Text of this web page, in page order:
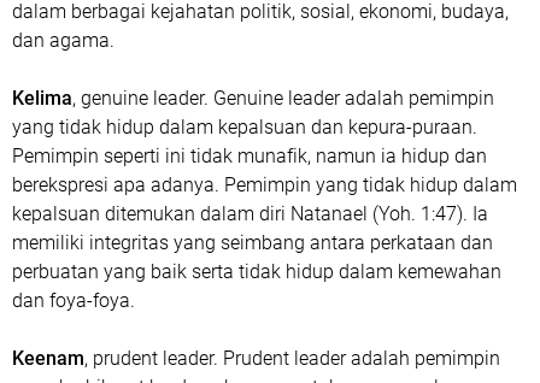
dalam berbagai kejahatan politik, sosial, ekonomi, budaya,
dan agama.
Kelima, genuine leader. Genuine leader adalah pemimpin
yang tidak hidup dalam kepalsuan dan kepura-puraan.
Pemimpin seperti ini tidak munafik, namun ia hidup dan
berekspresi apa adanya. Pemimpin yang tidak hidup dalam
kepalsuan ditemukan dalam diri Natanael (Yoh. 1:47). Ia
memiliki integritas yang seimbang antara perkataan dan
perbuatan yang baik serta tidak hidup dalam kemewahan
dan foya-foya.
Keenam, prudent leader. Prudent leader adalah pemimpin